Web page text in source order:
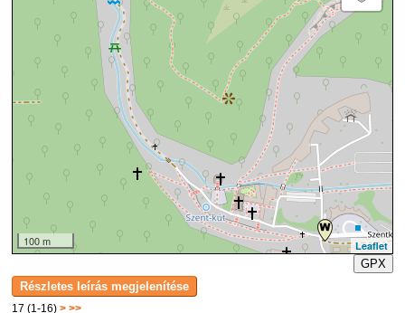
17 (1-16)> >>
100 m
Leaflet
GPX